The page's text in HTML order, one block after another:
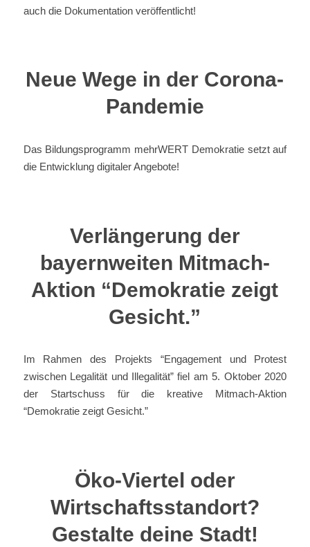
auch die Dokumentation veröffentlicht!
Neue Wege in der Corona-
Pandemie
Das Bildungsprogramm mehrWERT Demokratie setzt auf
die Entwicklung digitaler Angebote!
Verlängerung der
bayernweiten Mitmach-
Aktion “Demokratie zeigt
Gesicht.”
Im Rahmen des Projekts “Engagement und Protest
zwischen Legalität und Illegalität” fiel am 5. Oktober 2020
der Startschuss für die kreative Mitmach-Aktion
“Demokratie zeigt Gesicht.”
Öko-Viertel oder
Wirtschaftsstandort?
Gestalte deine Stadt!